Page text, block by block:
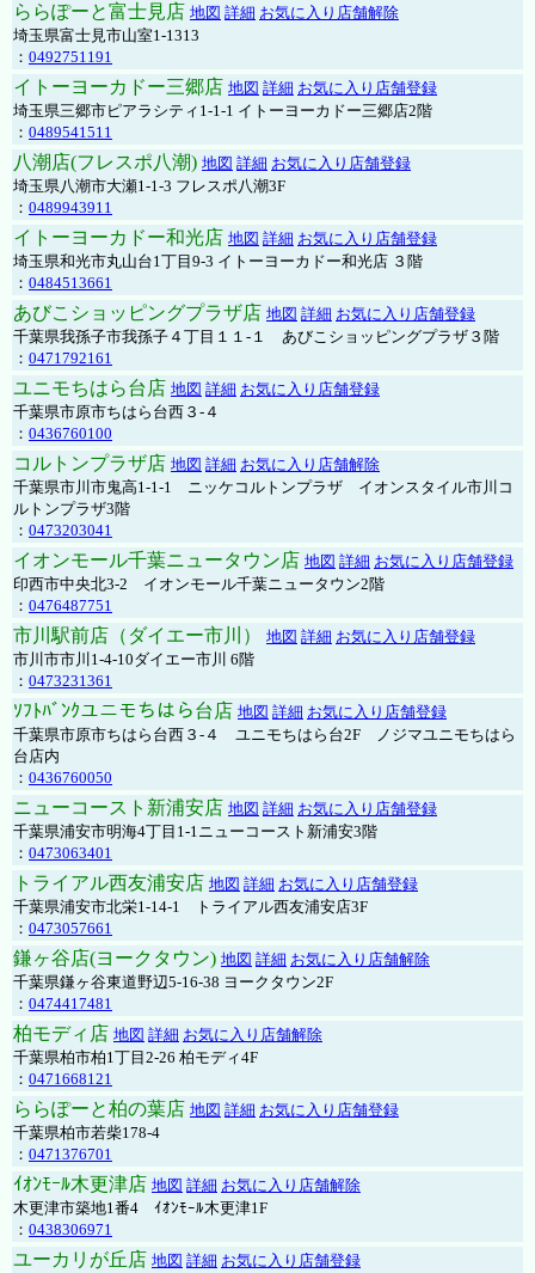
ららぽーと富士見店 地図 詳細 お気に入り店舗解除
埼玉県富士見市山室1-1313
： 0492751191
イトーヨーカドー三郷店 地図 詳細 お気に入り店舗登録
埼玉県三郷市ピアラシティ1-1-1 イトーヨーカドー三郷店2階
： 0489541511
八潮店(フレスポ八潮) 地図 詳細 お気に入り店舗登録
埼玉県八潮市大瀬1-1-3 フレスポ八潮3F
： 0489943911
イトーヨーカドー和光店 地図 詳細 お気に入り店舗登録
埼玉県和光市丸山台1丁目9-3 イトーヨーカドー和光店 ３階
： 0484513661
あびこショッピングプラザ店 地図 詳細 お気に入り店舗登録
千葉県我孫子市我孫子４丁目１１-１ あびこショッピングプラザ３階
： 0471792161
ユニモちはら台店 地図 詳細 お気に入り店舗登録
千葉県市原市ちはら台西３-４
： 0436760100
コルトンプラザ店 地図 詳細 お気に入り店舗解除
千葉県市川市鬼高1-1-1 ニッケコルトンプラザ イオンスタイル市川コ
ルトンプラザ3階
： 0473203041
イオンモール千葉ニュータウン店 地図 詳細 お気に入り店舗登録
印西市中央北3-2 イオンモール千葉ニュータウン2階
： 0476487751
市川駅前店（ダイエー市川） 地図 詳細 お気に入り店舗登録
市川市市川1-4-10ダイエー市川 6階
： 0473231361
ｿﾌﾄﾊﾞﾝｸユニモちはら台店 地図 詳細 お気に入り店舗登録
千葉県市原市ちはら台西３-４ ユニモちはら台2F ノジマユニモちはら
台店内
： 0436760050
ニューコースト新浦安店 地図 詳細 お気に入り店舗登録
千葉県浦安市明海4丁目1-1ニューコースト新浦安3階
： 0473063401
トライアル西友浦安店 地図 詳細 お気に入り店舗登録
千葉県浦安市北栄1-14-1 トライアル西友浦安店3F
： 0473057661
鎌ヶ谷店(ヨークタウン) 地図 詳細 お気に入り店舗解除
千葉県鎌ヶ谷東道野辺5-16-38 ヨークタウン2F
： 0474417481
柏モディ店 地図 詳細 お気に入り店舗解除
千葉県柏市柏1丁目2-26 柏モディ4F
： 0471668121
ららぽーと柏の葉店 地図 詳細 お気に入り店舗登録
千葉県柏市若柴178-4
： 0471376701
ｲｵﾝﾓｰﾙ木更津店 地図 詳細 お気に入り店舗解除
木更津市築地1番4 ｲｵﾝﾓｰﾙ木更津1F
： 0438306971
ユーカリが丘店 地図 詳細 お気に入り店舗登録